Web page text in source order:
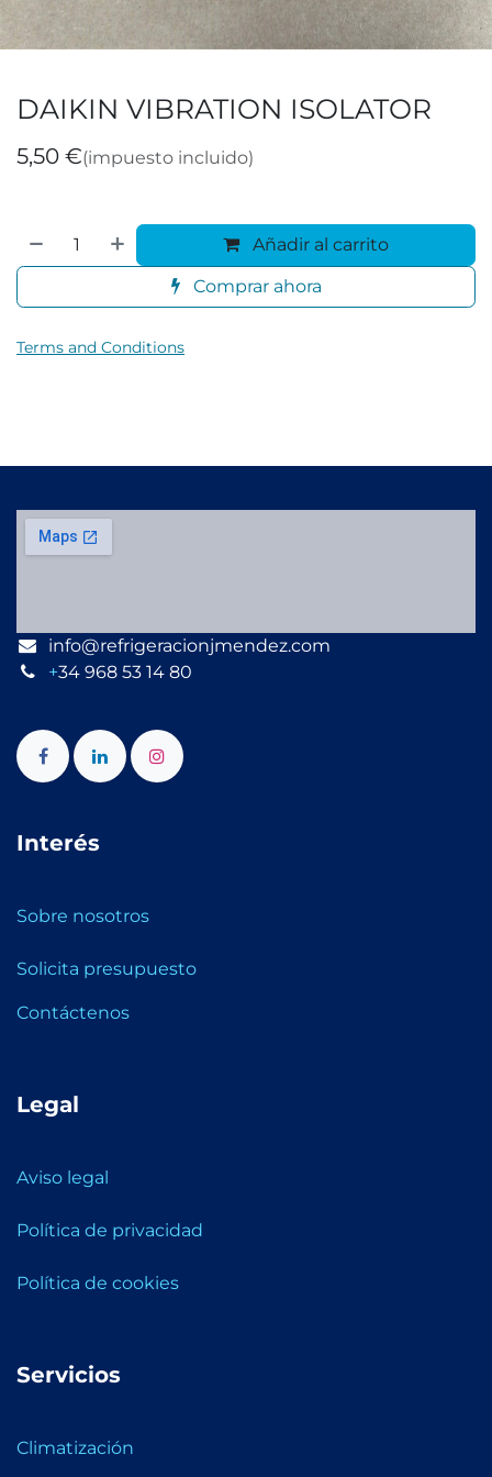
DAIKIN VIBRATION ISOLATOR
5,50 €(impuesto incluido)
Añadir al carrito
Comprar ahora
Terms and Conditions
info@refrigeracionjmendez.com
+34 968 53 14 80
Interés
Sobre nosotros
Solicita presupuesto
Contáctenos
Legal
Aviso legal
Política de privacidad
Política de cookies
Servicios
Climatización